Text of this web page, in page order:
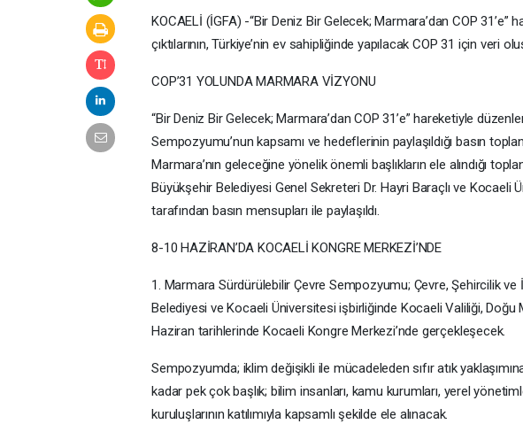
KOCAELİ (İGFA) -“Bir Deniz Bir Gelecek; Marmara’dan COP
çıktılarının, Türkiye’nin ev sahipliğinde yapılacak COP 31 için veri
COP’31 YOLUNDA MARMARA VİZYONU
“Bir Deniz Bir Gelecek; Marmara’dan COP 31’e” hareketiyle
Sempozyumu’nun kapsamı ve hedeflerinin paylaşıldığı basın
Marmara’nın geleceğine yönelik önemli başlıkların ele alındığı
Büyükşehir Belediyesi Genel Sekreteri Dr. Hayri Baraçlı ve Kocaeli
tarafından basın mensupları ile paylaşıldı.
8-10 HAZİRAN’DA KOCAELİ KONGRE MERKEZİ’NDE
1. Marmara Sürdürülebilir Çevre Sempozyumu; Çevre, Şehircilik ve
Belediyesi ve Kocaeli Üniversitesi işbirliğinde Kocaeli Valiliği, Doğu
Haziran tarihlerinde Kocaeli Kongre Merkezi’nde gerçekleşecek.
Sempozyumda; iklim değişikli ile mücadeleden sıfır atık
kadar pek çok başlık; bilim insanları, kamu kurumları, yerel
kuruluşlarının katılımıyla kapsamlı şekilde ele alınacak.